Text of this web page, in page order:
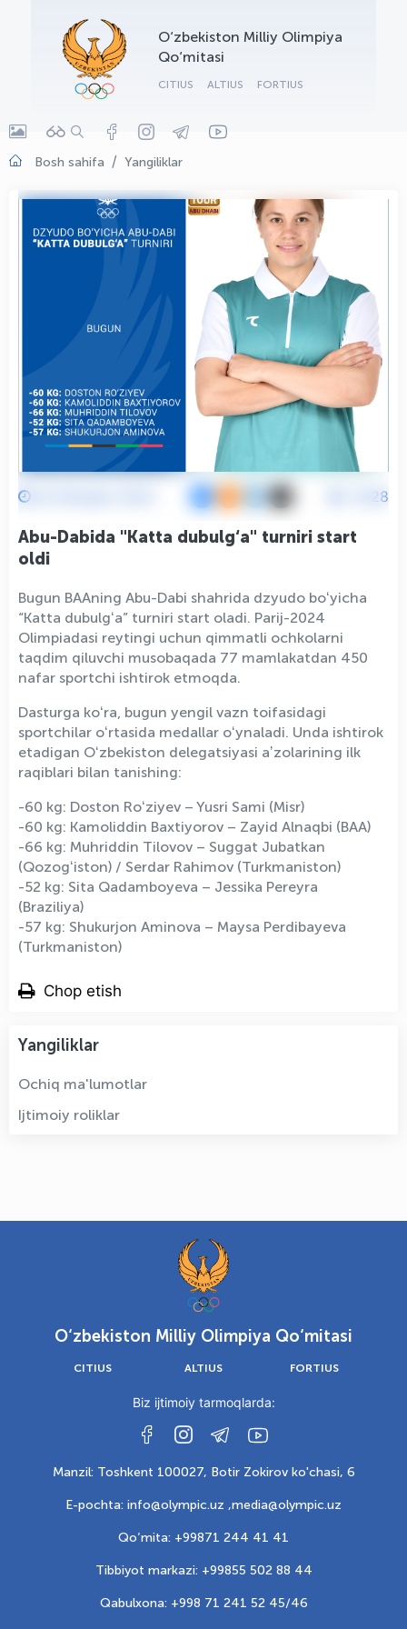
O‘zbekiston Milliy Olimpiya
Qo‘mitasi
CITIUS ALTIUS FORTIUS
Bosh sahifa Yangiliklar
2428
Abu-Dabida "Katta dubulg‘a" turniri start
oldi
Bugun BAAning Abu-Dabi shahrida dzyudo boʻyicha
“Katta dubulgʻa” turniri start oladi. Parij-2024
Olimpiadasi reytingi uchun qimmatli ochkolarni
taqdim qiluvchi musobaqada 77 mamlakatdan 450
nafar sportchi ishtirok etmoqda.
Dasturga koʻra, bugun yengil vazn toifasidagi
sportchilar oʻrtasida medallar oʻynaladi. Unda ishtirok
etadigan Oʻzbekiston delegatsiyasi aʼzolarining ilk
raqiblari bilan tanishing:
-60 kg: Doston Roʻziyev – Yusri Sami (Misr)
-60 kg: Kamoliddin Baxtiyorov – Zayid Alnaqbi (BAA)
-66 kg: Muhriddin Tilovov – Suggat Jubatkan
(Qozogʻiston) / Serdar Rahimov (Turkmaniston)
-52 kg: Sita Qadamboyeva – Jessika Pereyra
(Braziliya)
-57 kg: Shukurjon Aminova – Maysa Perdibayeva
(Turkmaniston)
Chop etish
Yangiliklar
Ochiq ma'lumotlar
Ijtimoiy roliklar
O‘zbekiston Milliy Olimpiya Qo‘mitasi
CITIUS ALTIUS FORTIUS
Biz ijtimoiy tarmoqlarda:
Manzil: Toshkent 100027, Botir Zokirov ko'chasi, 6
E-pochta: info@olympic.uz ,media@olympic.uz
Qo‘mita: +99871 244 41 41
Tibbiyot markazi: +99855 502 88 44
Qabulxona: +998 71 241 52 45/46
OLYMPCHIK AI - yordamchi
Onlayn · olympic.uz